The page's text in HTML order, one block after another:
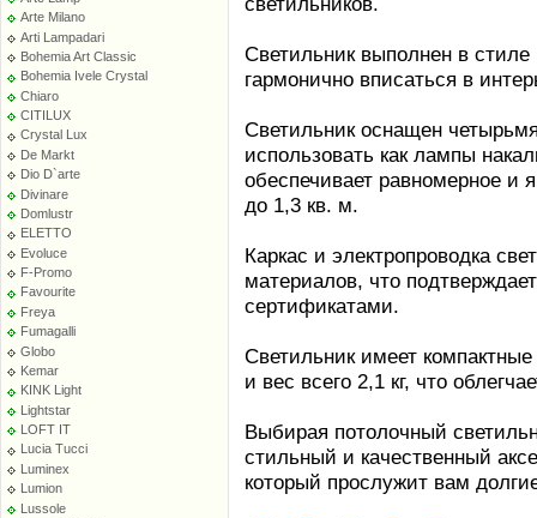
Arte Milano
Arti Lampadari
Bohemia Art Classic
Bohemia Ivele Crystal
Chiaro
CITILUX
Crystal Lux
De Markt
Dio D`arte
Divinare
Domlustr
ELETTO
Evoluce
F-Promo
Favourite
Freya
Fumagalli
Globo
Kemar
KINK Light
Lightstar
LOFT IT
Lucia Tucci
Luminex
Lumion
Lussole
Светильник выполнен в
гармонично вписаться в
Светильник оснащен
использовать как лампы
обеспечивает равномерное
до 1,3 кв. м.
Каркас и электропроводка
материалов, что
сертификатами.
Светильник имеет
и вес всего 2,1 кг, что
Выбирая потолочный
стильный и качественный
который прослужит вам